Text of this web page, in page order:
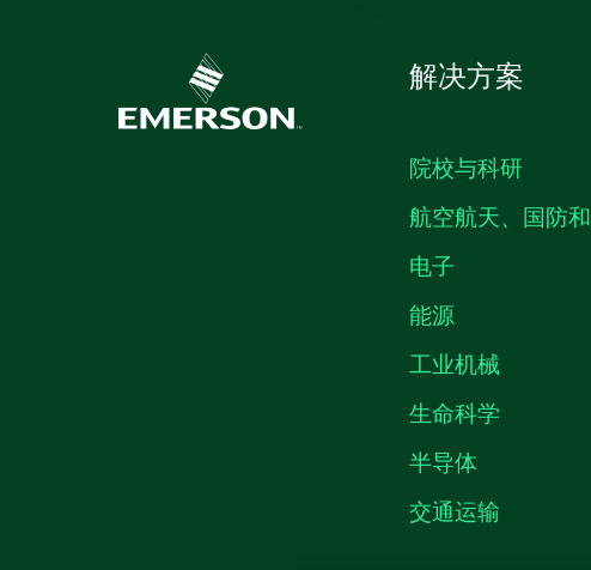
解决方案
院校与科研
航空航天、国防
电子
能源
工业机械
生命科学
半导体
交通运输